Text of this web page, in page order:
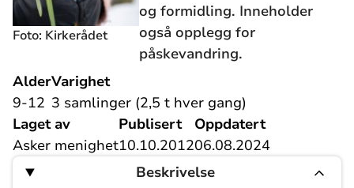
Foto: Kirkerådet
og formidling. Inneholder
også opplegg for
påskevandring.
Alder
9-12
Varighet
3 samlinger (2,5 t hver gang)
Laget av
Asker menighet
Publisert
10.10.2012
Oppdatert
06.08.2024
Beskrivelse